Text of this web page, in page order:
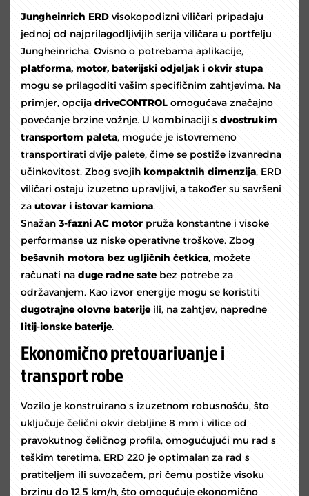
Jungheinrich ERD visokopodizni viličari pripadaju
jednoj od najprilagodljivijih serija viličara u portfelju
Jungheinricha. Ovisno o potrebama aplikacije,
platforma, motor, baterijski odjeljak i okvir stupa
mogu se prilagoditi vašim specifičnim zahtjevima. Na
primjer, opcija driveCONTROL omogućava značajno
povećanje brzine vožnje. U kombinaciji s dvostrukim
transportom paleta, moguće je istovremeno
transportirati dvije palete, čime se postiže izvanredna
učinkovitost. Zbog svojih kompaktnih dimenzija, ERD
viličari ostaju izuzetno upravljivi, a također su savršeni
za utovar i istovar kamiona.
Snažan 3-fazni AC motor pruža konstantne i visoke
performanse uz niske operativne troškove. Zbog
bešavnih motora bez ugljičnih četkica, možete
računati na duge radne sate bez potrebe za
održavanjem. Kao izvor energije mogu se koristiti
dugotrajne olovne baterije ili, na zahtjev, napredne
litij-ionske baterije.
Ekonomično pretovarivanje i
transport robe
Vozilo je konstruirano s izuzetnom robusnošću, što
uključuje čelični okvir debljine 8 mm i vilice od
pravokutnog čeličnog profila, omogućujući mu rad s
teškim teretima. ERD 220 je optimalan za rad s
pratiteljem ili suvozačem, pri čemu postiže visoku
brzinu do 12,5 km/h, što omogućuje ekonomično